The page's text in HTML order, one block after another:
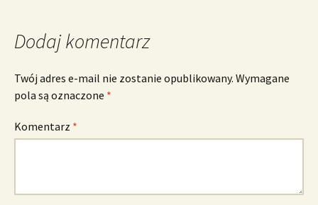
Dodaj komentarz
Twój adres e-mail nie zostanie opublikowany. Wymagane
pola są oznaczone *
Komentarz *